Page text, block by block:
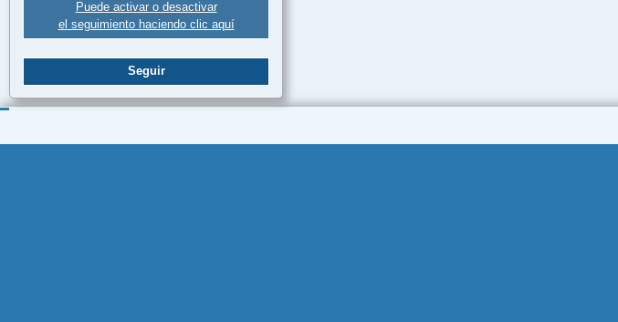
Puede activar o desactivar
el seguimiento haciendo clic aquí
Seguir
Reverse 8.00
Amarès 865